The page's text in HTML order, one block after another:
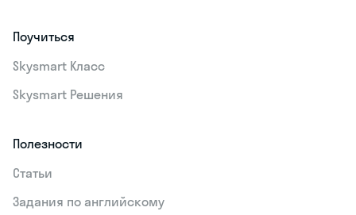
Поучиться
Skysmart Класс
Skysmart Решения
Полезности
Статьи
Задания по английскому